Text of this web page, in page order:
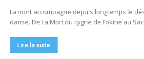
La mort accompagne depuis longtemps le
danse. De La Mort du cygne de Fokine au
Lire la suite